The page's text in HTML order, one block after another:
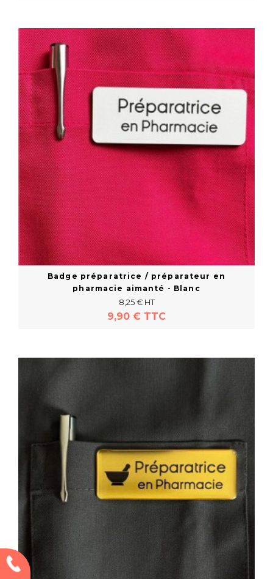
En savoir plus
Badge préparatrice / préparateur en
pharmacie aimanté - Blanc
8,25 € HT
9,90 € TTC